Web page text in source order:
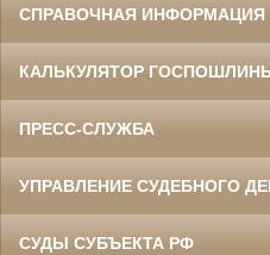
СПРАВОЧНАЯ ИНФОРМАЦИЯ
КАЛЬКУЛЯТОР
ПРЕСС-СЛУЖБА
УПРАВЛЕНИЕ СУДЕБНОГО
СУДЫ СУБЪЕКТА РФ